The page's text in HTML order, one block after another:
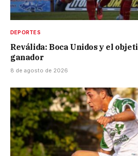
DEPORTES
Reválida: Boca Unidos y el
ganador
8 de agosto de 2026